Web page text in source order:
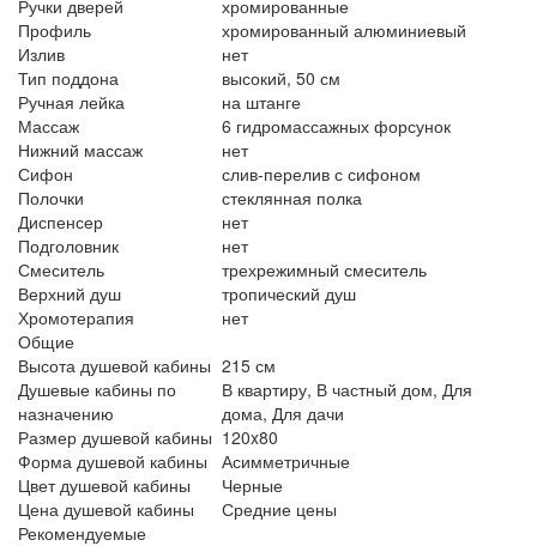
Ручки дверей
хромированные
Профиль
хромированный алюминиевый
Излив
нет
Тип поддона
высокий, 50 см
Ручная лейка
на штанге
Массаж
6 гидромассажных форсунок
Нижний массаж
нет
Сифон
слив-перелив с сифоном
Полочки
стеклянная полка
Диспенсер
нет
Подголовник
нет
Смеситель
трехрежимный смеситель
Верхний душ
тропический душ
Хромотерапия
нет
Общие
Высота душевой кабины 215 см
Душевые кабины по
назначению
В квартиру, В частный дом, Для
дома, Для дачи
Размер душевой кабины 120x80
Форма душевой кабины
Асимметричные
Цвет душевой кабины
Черные
Цена душевой кабины
Средние цены
Рекомендуемые